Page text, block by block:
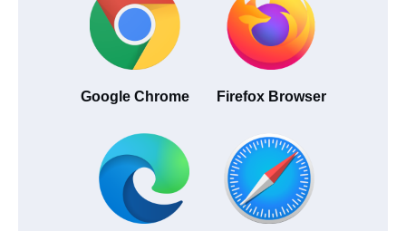
Google Chrome Firefox Browser